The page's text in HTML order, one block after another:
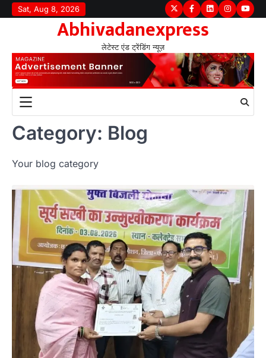
Skip
to
Sat, Aug 8, 2026 TwitterFacebook
LinkedInInstagram
Abhivadanexpress
लेटेस्ट एंड ट्रेंडिंग न्यूज़
Category: Blog
Your blog category